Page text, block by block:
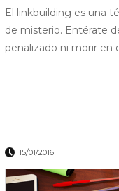
El linkbuilding es una
de misterio. Entérate
penalizado ni morir en
15/01/2016